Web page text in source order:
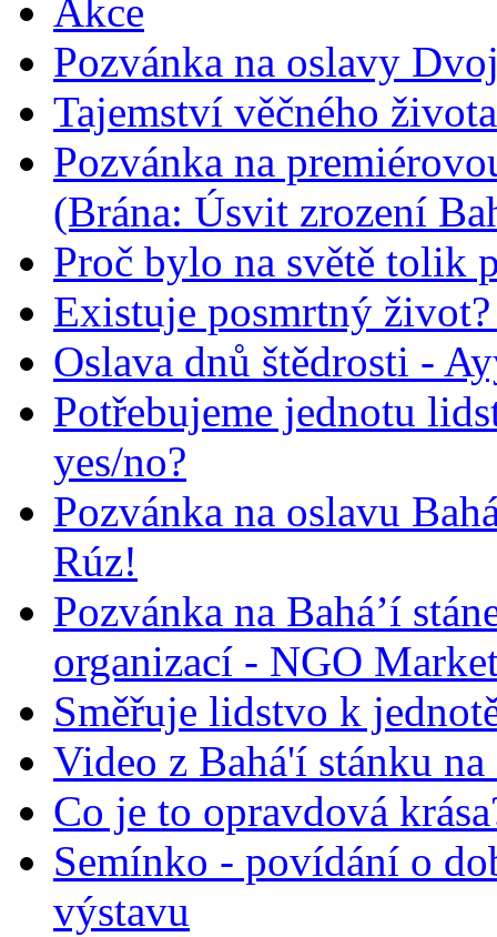
Akce
Pozvánka na oslavy
Tajemství věčného života
Pozvánka na
(Brána: Úsvit zrození
Proč bylo na světě tolik
Existuje posmrtný
Oslava dnů štědrosti -
Potřebujeme jednotu
yes/no?
Pozvánka na oslavu
Rúz!
Pozvánka na Bahá’í
organizací - NGO
Směřuje lidstvo k
Video z Bahá'í stánku
Co je to opravdová
Semínko - povídání o
výstavu